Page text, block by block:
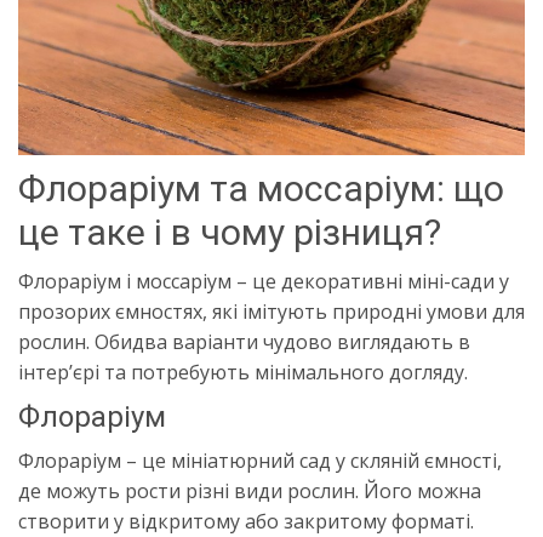
Флораріум та моссаріум: що
це таке і в чому різниця?
Флораріум і моссаріум – це декоративні міні-сади у
прозорих ємностях, які імітують природні умови для
рослин. Обидва варіанти чудово виглядають в
інтер’єрі та потребують мінімального догляду.
Флораріум
Флораріум – це мініатюрний сад у скляній ємності,
де можуть рости різні види рослин. Його можна
створити у відкритому або закритому форматі.